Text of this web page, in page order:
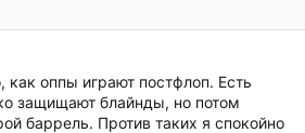
как оппы играют постфлоп. Есть
защищают блайнды, но потом
баррель. Против таких я спокойно